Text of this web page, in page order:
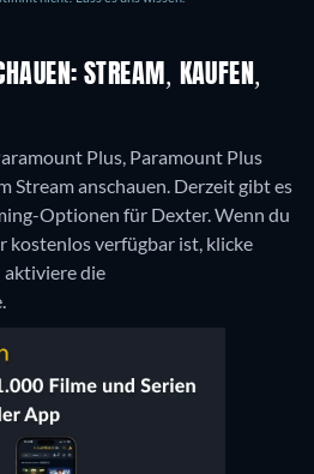
STREAM, KAUFEN,
Plus, Paramount Plus
Stream anschauen. Derzeit gibt es
Optionen für Dexter. Wenn du
kostenlos verfügbar ist, klicke
die